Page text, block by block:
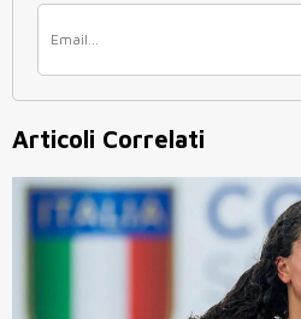
Articoli Correlati